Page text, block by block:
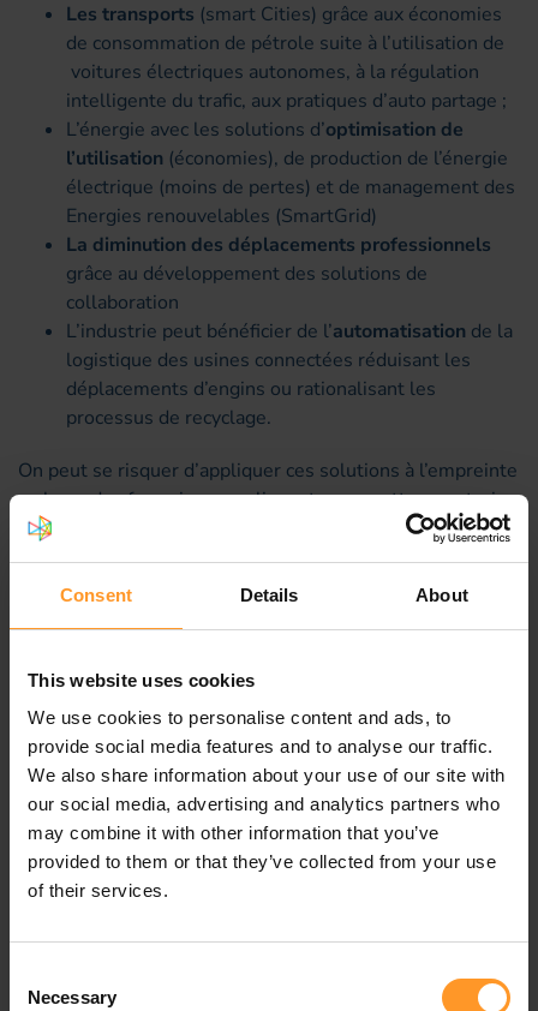
Consent Details About
This website uses cookies
We use cookies to personalise content and ads, to
provide social media features and to analyse our traffic.
We also share information about your use of our site with
our social media, advertising and analytics partners who
may combine it with other information that you’ve
provided to them or that they’ve collected from your use
of their services.
Selection
Necessary
Les transports (smart Cities) grâce aux économies
de consommation de pétrole suite à l’utilisation de
voitures électriques autonomes, à la régulation
intelligente du trafic, aux pratiques d’auto partage ;
L’énergie avec les solutions d’optimisation de
l’utilisation (économies), de production de l’énergie
électrique (moins de pertes) et de management des
Energies renouvelables (SmartGrid)
La diminution des déplacements professionnels
grâce au développement des solutions de
collaboration
L’industrie peut bénéficier de l’automatisation de la
logistique des usines connectées réduisant les
déplacements d’engins ou rationalisant les
processus de recyclage.
On peut se risquer d’appliquer ces solutions à l’empreinte
carbone des français en appliquant ces recettes aux trois
catégories : production, importations et consommation.
L’empreinte « nette » et la
spécificité française
En se basant sur l’analyse très détaillée de la GSMA, Les
gains proviendraient essentiellement des transports
représentent en France une part plus importante des
émissions (29%) que la moyenne Européenne (21%). Un
quart des gains estimés viendrait de la réduction des
déplacements que permettent les solutions de
collaboration (visioconférences) et une moitié des
solutions de mobilité connectées liées à l’IOT (auto
d’atteindre 10% de réduction, qui serait appliqué au
transport aérien. Cela représente -3% pour les